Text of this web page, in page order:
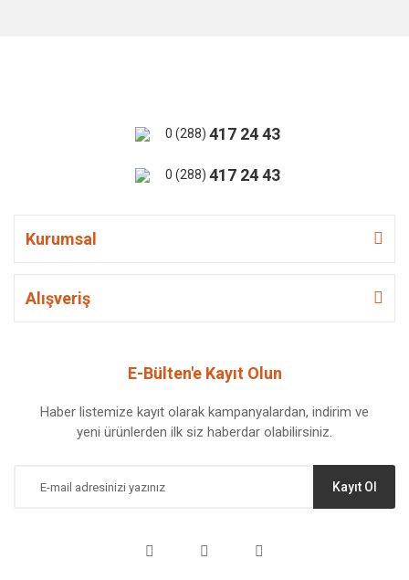
0 (288) 417 24 43
0 (288) 417 24 43
Kurumsal
Alışveriş
E-Bülten'e Kayıt Olun
Haber listemize kayıt olarak kampanyalardan, indirim ve
yeni ürünlerden ilk siz haberdar olabilirsiniz.
Kayıt Ol